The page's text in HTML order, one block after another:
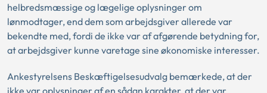
helbredsmæssige og lægelige oplysninger om
lønmodtager, end dem som arbejdsgiver allerede var
bekendte med, fordi de ikke var af afgørende betydning for,
at arbejdsgiver kunne varetage sine økonomiske interesser.
Ankestyrelsens Beskæftigelsesudvalg bemærkede, at der